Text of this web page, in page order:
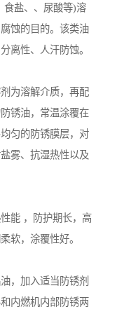
食盐、、尿酸等)溶
蚀的目的。该类油
离性、人汗防蚀。
为溶解介质，再配
锈油，常温涂覆在
匀的防锈膜层，对
雾、抗湿热性以及
能 ，防护期长，高
软，涂覆性好。
，加入适当防锈剂
内燃机内部防锈两